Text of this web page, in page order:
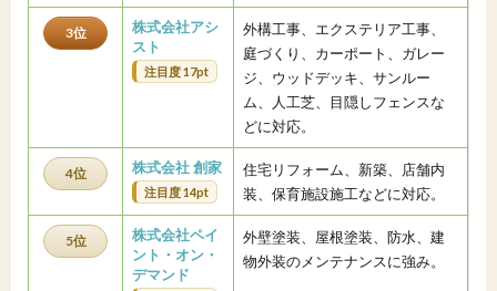
3位
株式会社アシ
スト
注目度 17pt
外構工事、エクステリア工事、
庭づくり、カーポート、ガレー
ジ、ウッドデッキ、サンルー
ム、人工芝、目隠しフェンスな
どに対応。
4位 株式会社 創家
注目度 14pt
住宅リフォーム、新築、店舗内
装、保育施設施工などに対応。
5位
株式会社ペイ
ント・オン・
デマンド
外壁塗装、屋根塗装、防水、建
物外装のメンテナンスに強み。